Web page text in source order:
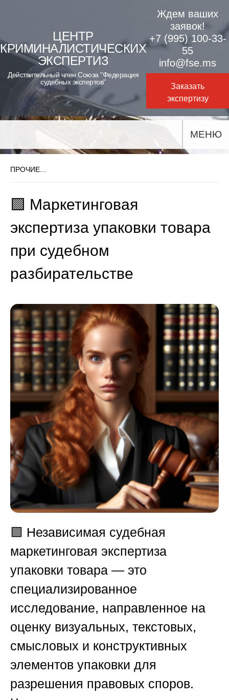
content
ЦЕНТР
КРИМИНАЛИСТИЧЕСКИХ
ЭКСПЕРТИЗ
Действительный член Союза "Федерация
судебных экспертов"
Ждем ваших
заявок!
+7 (995) 100-33-
55
info@fse.ms
Заказать
экспертизу
МЕНЮ
ПРОЧИЕ...
🟪 Маркетинговая
экспертиза упаковки товара
при судебном
разбирательстве
🟪 Независимая судебная
маркетинговая экспертиза
упаковки товара — это
специализированное
исследование, направленное на
оценку визуальных, текстовых,
смысловых и конструктивных
элементов упаковки для
разрешения правовых споров.